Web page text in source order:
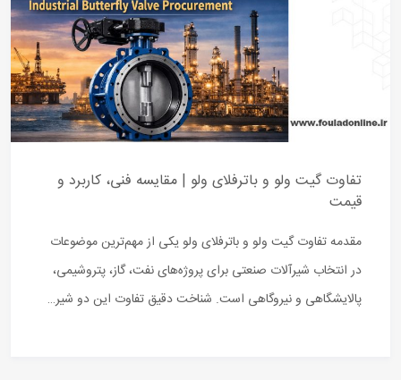
تفاوت گیت ولو و باترفلای ولو | مقایسه فنی، کاربرد و
قیمت
مقدمه تفاوت گیت ولو و باترفلای ولو یکی از مهم‌ترین موضوعات
در انتخاب شیرآلات صنعتی برای پروژه‌های نفت، گاز، پتروشیمی،
پالایشگاهی و نیروگاهی است. شناخت دقیق تفاوت این دو شیر…